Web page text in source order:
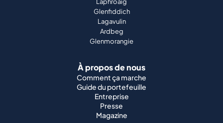
À propos de nous
Comment ça marche
Guide du portefeuille
Entreprise
Presse
Support
Conditions générales
Mentions légales
Confidentialité des données
Droit de rétractation